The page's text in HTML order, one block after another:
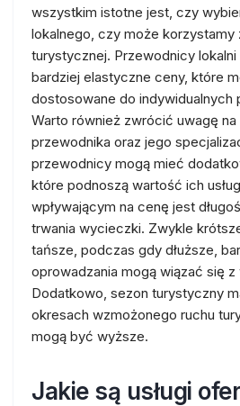
wszystkim istotne jest, czy
lokalnego, czy może korzystamy
turystycznej. Przewodnicy
bardziej elastyczne ceny, które
dostosowane do indywidualnych
Warto również zwrócić uwagę
przewodnika oraz jego
przewodnicy mogą mieć
które podnoszą wartość ich
wpływającym na cenę jest
trwania wycieczki. Zwykle
tańsze, podczas gdy dłuższe,
oprowadzania mogą wiązać się
Dodatkowo, sezon turystyczny
okresach wzmożonego ruchu
mogą być wyższe.
Jakie są usługi